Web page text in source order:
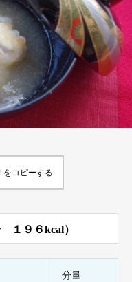
をコピーする
１９６kcal）
分量